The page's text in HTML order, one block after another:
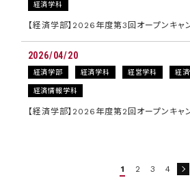
経済学科
【経済学部】2026年度第3回オープンキャ
2026/04/20
経済学部 経済学科 経営学科 経
経済情報学科
【経済学部】2026年度第2回オープンキャ
1 2 3 4